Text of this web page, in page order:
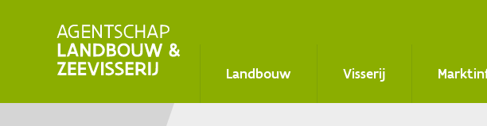
Main
navigation
Landbouw Visserij